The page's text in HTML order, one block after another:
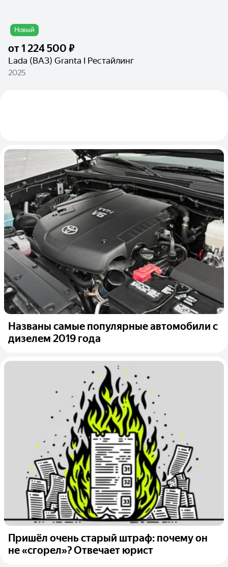
Новый
от1 224 500 ₽
Lada (ВАЗ) Granta I Рестайлинг
2025
Названы самые популярные автомобили с
дизелем 2019 года
Пришёл очень старый штраф: почему он
не «сгорел»? Отвечает юрист